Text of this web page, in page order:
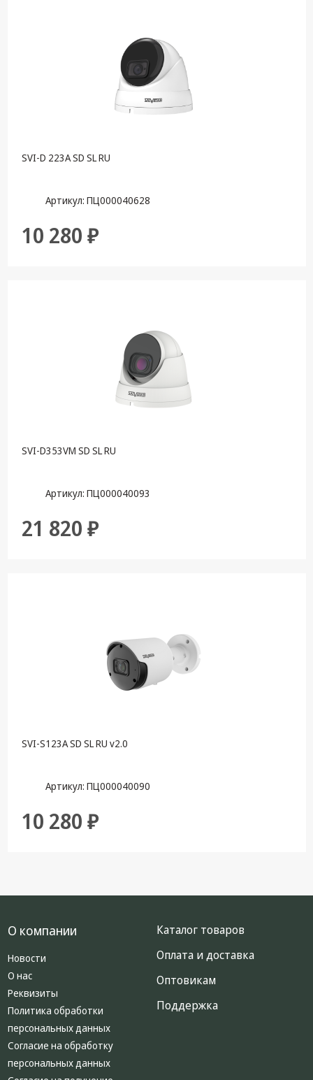
SVI-D 223A SD SL RU
Артикул: ПЦ000040628
10 280 ₽
SVI-D353VM SD SL RU
Артикул: ПЦ000040093
21 820 ₽
SVI-S123A SD SL RU v2.0
Артикул: ПЦ000040090
10 280 ₽
О компании
Новости
О нас
Реквизиты
Политика обработки
персональных данных
Согласие на обработку
персональных данных
Каталог товаров
Оплата и доставка
Оптовикам
Поддержка